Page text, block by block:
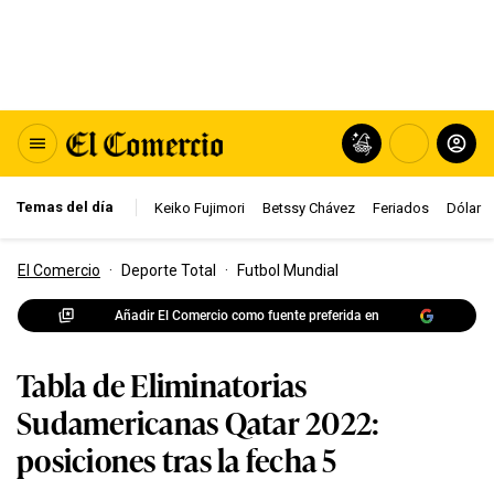
Temas del día Keiko Fujimori Betssy Chávez Feriados Dólar
El Comercio · Deporte Total · Futbol Mundial
Añadir El Comercio como fuente preferida en
Tabla de Eliminatorias
Sudamericanas Qatar 2022:
posiciones tras la fecha 5